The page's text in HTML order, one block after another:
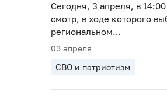
Сегодня, 3 апреля, в
смотр, в ходе которого
региональном…
03 апреля
СВО и патриотизм